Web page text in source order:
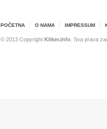
POČETNA O NAMA IMPRESSUM
© 2013 Copyright Kliker.info. Sva prava